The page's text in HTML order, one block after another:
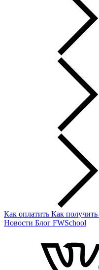
Как оплатить Как получить
Новости Блог FWSchool